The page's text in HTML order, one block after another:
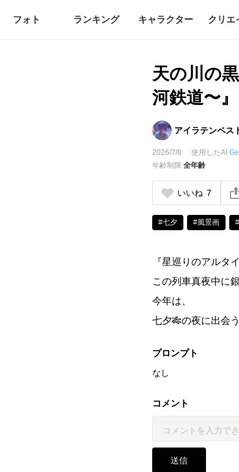
フォト ランキング キャラクター クリエ
天の川の
河鉄道〜』
アイラテンペス
2026/7/8 使用したAI
年齢制限全年齢
いいね 7
#七夕 #風景画
『星巡りのアルタ
この列車真夜中に
今年は、
七夕🎋の夜に出会
プロンプト
なし
コメント
送信